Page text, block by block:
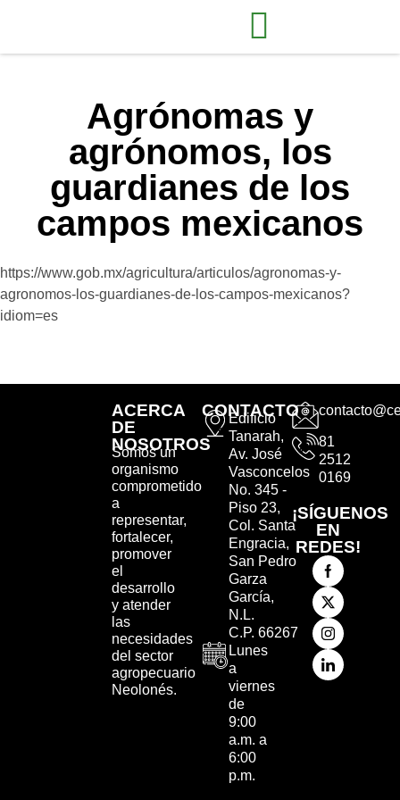
Agrónomas y
agrónomos, los
guardianes de los
campos mexicanos
https://www.gob.mx/agricultura/articulos/agronomas-y-
agronomos-los-guardianes-de-los-campos-mexicanos?
idiom=es
ACERCA
DE
NOSOTROS
Somos un
organismo
comprometido
a
representar,
fortalecer,
promover
el
desarrollo
y atender
las
necesidades
del sector
agropecuario
Neolonés.
CONTACTO
Edificio
Tanarah,
Av. José
Vasconcelos
No. 345 -
Piso 23,
Col. Santa
Engracia,
San Pedro
Garza
García,
N.L.
C.P. 66267
Lunes
a
viernes
de
9:00
a.m. a
6:00
p.m.
81
2512
0169
¡SÍGUENOS
EN
REDES!